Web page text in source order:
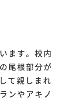
ます。校内
尾根部分が
て親しまれ
ンやアキノ